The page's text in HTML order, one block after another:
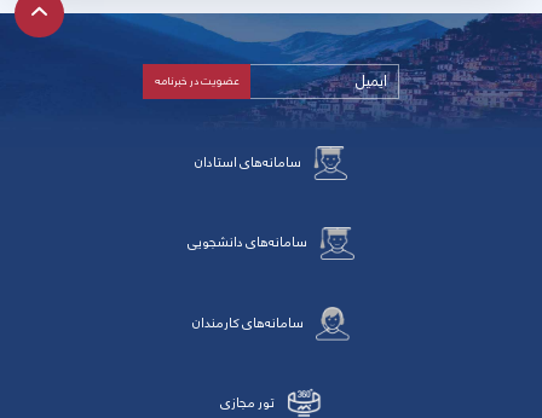
سامانه‌های استادان
سامانه‌های دانشجویی
سامانه‌های کارمندان
تور مجازی